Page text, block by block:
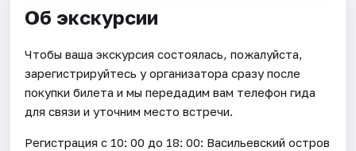
Об экскурсии
Чтобы ваша экскурсия состоялась, пожалуйста,
зарегистрируйтесь у организатора сразу после
покупки билета и мы передадим вам телефон гида
для связи и уточним место встречи.
Регистрация с 10: 00 до 18: 00: Васильевский остров